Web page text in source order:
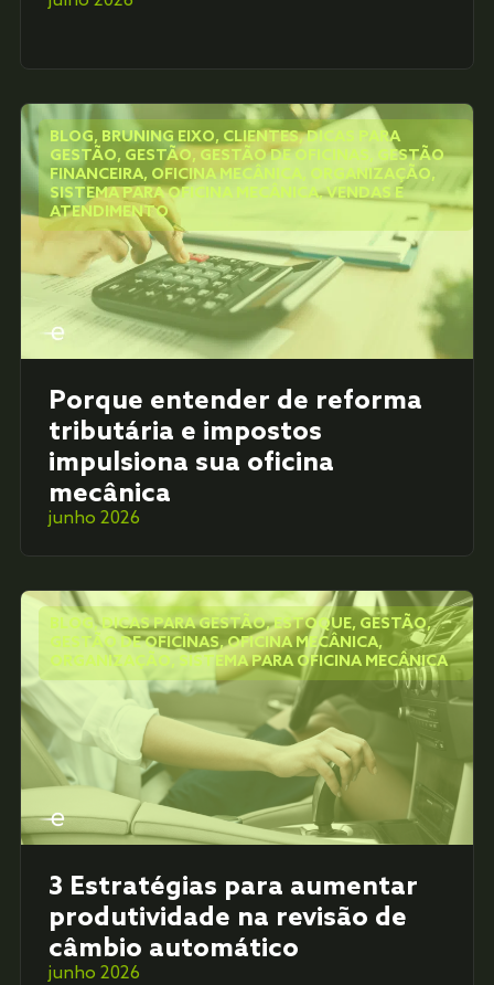
BLOG, BRUNING EIXO, CLIENTES,DICAS PARA
GESTÃO, GESTÃO, GESTÃO DE OFICINAS, GESTÃO
FINANCEIRA, OFICINA MECÂNICA, ORGANIZAÇÃO,
SISTEMA PARA OFICINA MECÂNICA,VENDAS E
ATENDIMENTO
Porque entender de reforma
tributária e impostos
impulsiona sua oficina
mecânica
junho 2026
BLOG,DICAS PARA GESTÃO,ESTOQUE, GESTÃO,
GESTÃO DE OFICINAS,OFICINA MECÂNICA,
ORGANIZAÇÃO, SISTEMA PARA OFICINA MECÂNICA
3 Estratégias para aumentar
produtividade na revisão de
câmbio automático
junho 2026